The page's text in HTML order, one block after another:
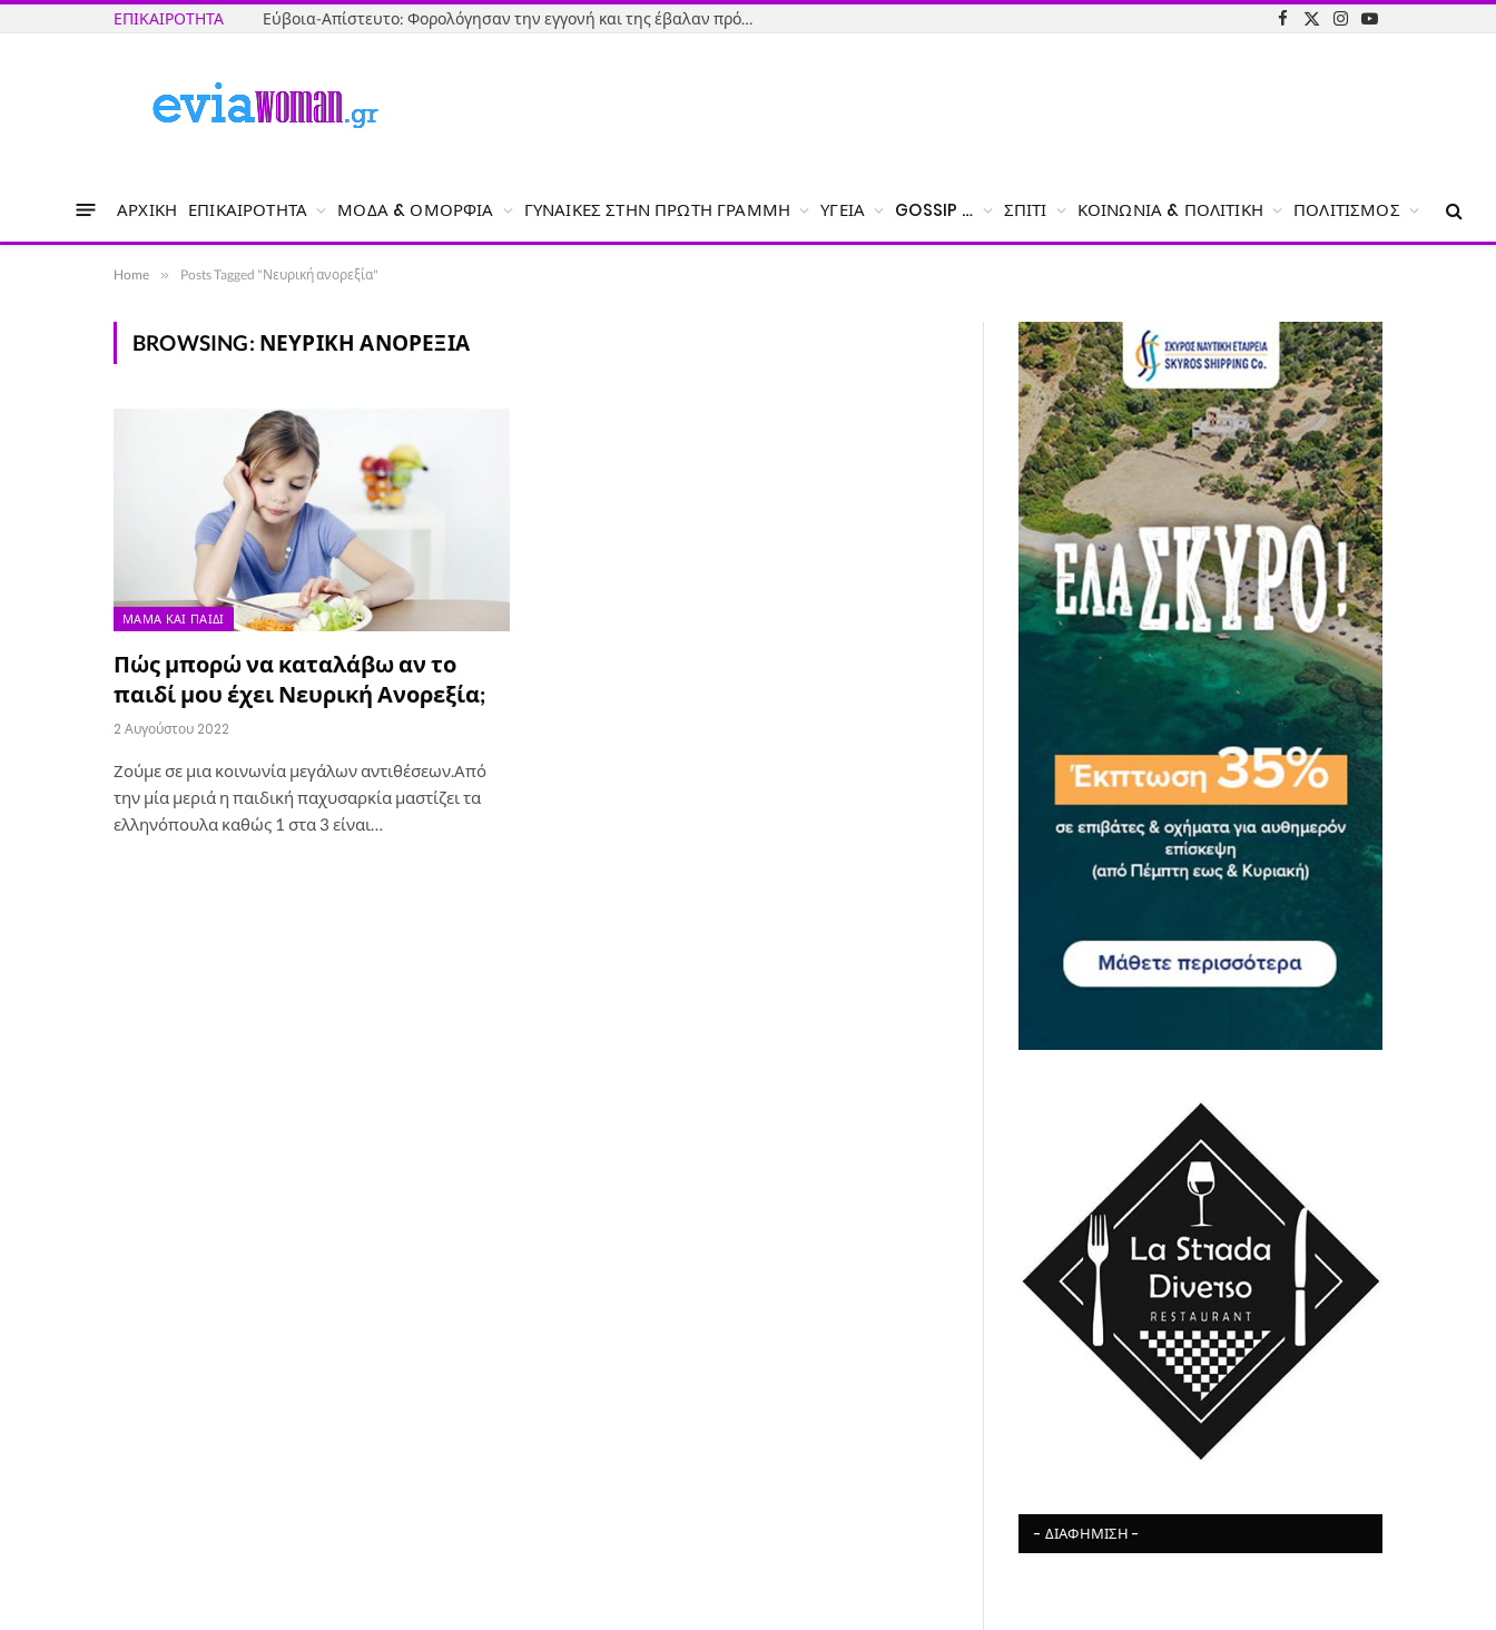
ΕΠΙΚΑΙΡΌΤΗΤΑ Εύβοια-Απίστευτο: Φορολόγησαν την εγγονή και της έβαλαν πρόστιμο γιατί δεν δήλωσε το χαρτζιλίκι του παππού!
Facebook
X
Instagram
YouTube
ΑΡΧΙΚΉ ΕΠΙΚΑΙΡΌΤΗΤΑ ΜΌΔΑ & ΟΜΟΡΦΙΆ ΓΥΝΑΊΚΕΣ ΣΤΗΝ ΠΡΏΤΗ ΓΡΑΜΜΉ ΥΓΕΊΑ GOSSIP … ΣΠΊΤΙ ΚΟΙΝΩΝΊΑ & ΠΟΛΙΤΙΚΉ ΠΟΛΙΤΙΣΜΌΣ
Home » Posts Tagged "Νευρική ανορεξία"
BROWSING: ΝΕΥΡΙΚΉ ΑΝΟΡΕΞΊΑ
ΜΑΜΆ ΚΑΙ ΠΑΙΔΊ
Πώς μπορώ να καταλάβω αν το
παιδί μου έχει Νευρική Ανορεξία;
2 Αυγούστου 2022
Ζούμε σε μια κοινωνία μεγάλων αντιθέσεων.Από
την μία μεριά η παιδική παχυσαρκία μαστίζει τα
ελληνόπουλα καθώς 1 στα 3 είναι…
- ΔΙΑΦΉΜΙΣΗ -